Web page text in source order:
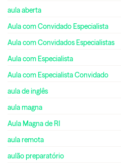
aula aberta
Aula com Convidado Especialista
Aula com Convidados Especialistas
Aula com Especialista
Aula com Especialista Convidado
aula de inglês
aula magna
Aula Magna de RI
aula remota
aulão preparatório